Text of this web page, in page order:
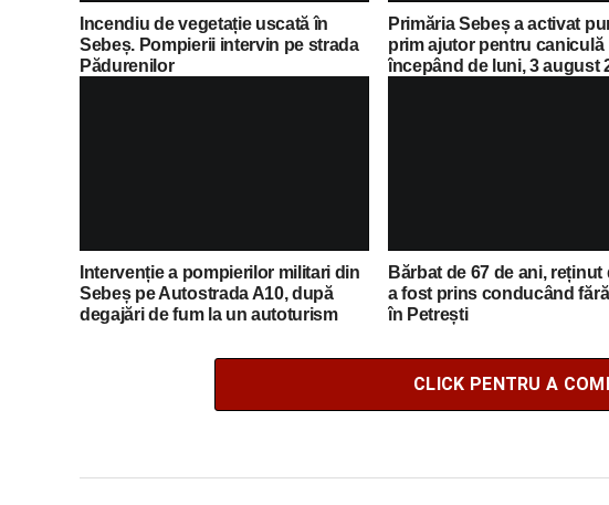
Incendiu de vegetație uscată în
Sebeș. Pompierii intervin pe strada
Pădurenilor
Primăria Sebeș a activat
prim ajutor pentru caniculă
începând de luni, 3 august
Intervenție a pompierilor militari din
Sebeș pe Autostrada A10, după
degajări de fum la un autoturism
Bărbat de 67 de ani, reținut
a fost prins conducând
în Petrești
CLICK PENTRU A